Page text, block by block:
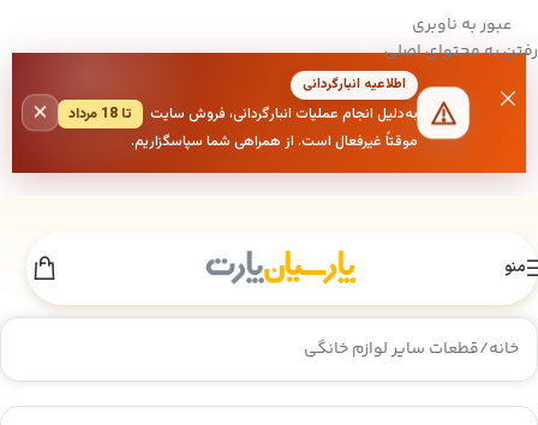
عبور به ناوبری
رفتن به محتوای اصلی
اطلاعیه انبارگردانی
به‌دلیل انجام عملیات انبارگردانی، فروش سایت
تا 18 مرداد
موقتاً غیرفعال است. از همراهی شما سپاسگزاریم.
×
منو
خانه/قطعات سایر لوازم خانگی